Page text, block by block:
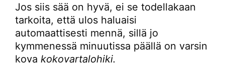
Jos siis sää on hyvä, ei se todellakaan
tarkoita, että ulos haluaisi
automaattisesti mennä, sillä jo
kymmenessä minuutissa päällä on varsin
kova kokovartalohiki.